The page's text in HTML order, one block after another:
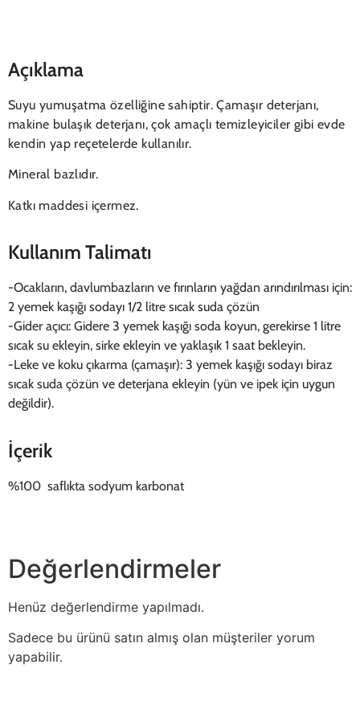
Açıklama
Suyu yumuşatma özelliğine sahiptir. Çamaşır deterjanı,
makine bulaşık deterjanı, çok amaçlı temizleyiciler gibi evde
kendin yap reçetelerde kullanılır.
Mineral bazlıdır.
Katkı maddesi içermez.
Kullanım Talimatı
-Ocakların, davlumbazların ve fırınların yağdan arındırılması için:
2 yemek kaşığı sodayı 1/2 litre sıcak suda çözün
-Gider açıcı: Gidere 3 yemek kaşığı soda koyun, gerekirse 1 litre
sıcak su ekleyin, sirke ekleyin ve yaklaşık 1 saat bekleyin.
-Leke ve koku çıkarma (çamaşır): 3 yemek kaşığı sodayı biraz
sıcak suda çözün ve deterjana ekleyin (yün ve ipek için uygun
değildir).
İçerik
%100 saflıkta sodyum karbonat
Değerlendirmeler
Henüz değerlendirme yapılmadı.
Sadece bu ürünü satın almış olan müşteriler yorum
yapabilir.